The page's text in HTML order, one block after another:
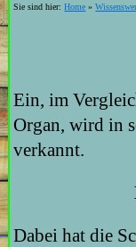
Sie sind hier:Home »
Ein, im
Organ, wird in
verkannt.
Dabei hat die